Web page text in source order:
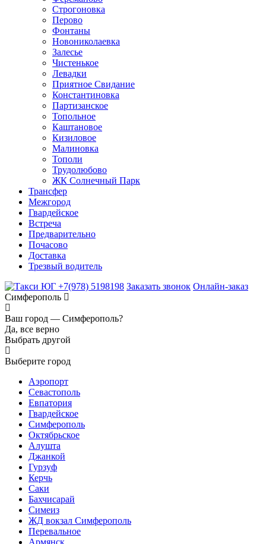
Строгоновка
Перово
Фонтаны
Новониколаевка
Залесье
Чистенькое
Левадки
Приятное Свидание
Константиновка
Партизанское
Топольное
Каштановое
Кизиловое
Малиновка
Тополи
Трудолюбово
ЖК Солнечный Парк
Трансфер
Межгород
Гвардейское
Встреча
Предварительно
Почасово
Доставка
Трезвый водитель
+7(978) 5198198 Заказать звонок Онлайн-заказ
Симферополь
Ваш город — Симферополь?
Да, все верно
Выбрать другой
Выберите город
Аэропорт
Севастополь
Евпатория
Гвардейское
Симферополь
Октябрьское
Алушта
Джанкой
Гурзуф
Керчь
Саки
Бахчисарай
Симеиз
ЖД вокзал Симферополь
Перевальное
Армянск